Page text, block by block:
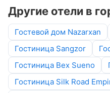
Другие отели в
Гостевой дом Nazarxan
Гостиница Sangzor
Гостиница Bex Sueno
Гостиница Silk Road